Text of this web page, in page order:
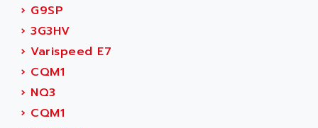
KDA
KDS
TDA
BUM
DIAX 04
ADAPTATER
ADAPTATIVE
ADAPTEC
ADAS
› G9SP
› 3G3HV
› Varispeed E7
› CQM1
› NQ3
› CQM1